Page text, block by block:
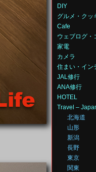
DIY
グルメ・クッ
Cafe
ウェブログ・
家電
カメラ
住まい・イン
JAL修行
ANA修行
HOTEL
Travel –
北海道
山形
新潟
長野
東京
関東